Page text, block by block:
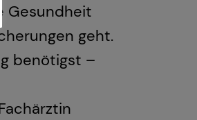
Gesundheit
geht.
benötigst –